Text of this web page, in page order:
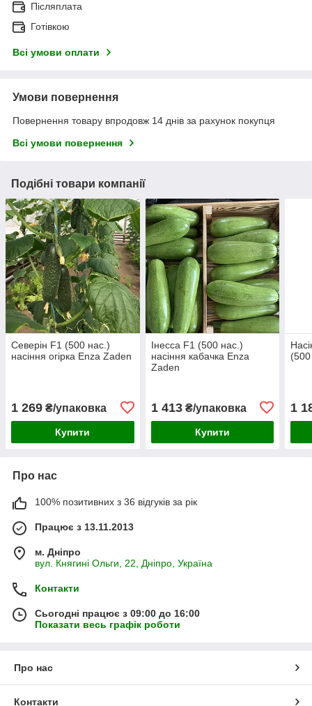
Післяплата
Готівкою
Всі умови оплати
Умови повернення
Повернення товару впродовж 14 днів за рахунок покупця
Всі умови повернення
Подібні товари компанії
Северін F1 (500 нас.)
насіння огірка Enza Zaden
1 269 ₴/упаковка
Купити
Інесса F1 (500 нас.)
насіння кабачка Enza
Zaden
1 413₴/упаковка
Купити
1
Про нас
100% позитивних з 36 відгуків за рік
Працює з 13.11.2013
м. Дніпро
вул. Княгині Ольги, 22, Дніпро, Україна
Контакти
Сьогодні працює з 09:00 до 16:00
Показати весь графік роботи
Про нас
Контакти